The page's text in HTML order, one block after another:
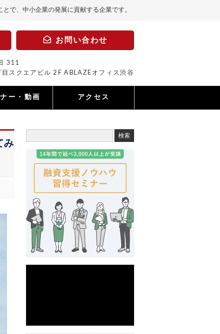
で、中小企業の発展に貢献する企業です。
お問い合わせ
311
スクエアビル 2F ABLAZEオフィス渋谷
ー・動画 アクセス
み